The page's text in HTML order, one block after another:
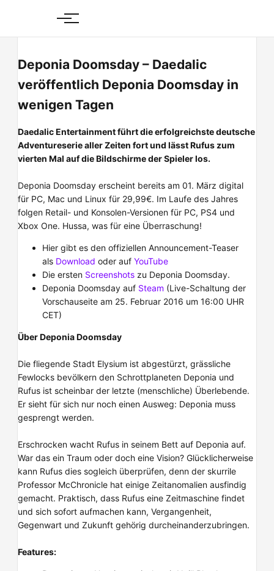
content
Deponia Doomsday – Daedalic
veröffentlich Deponia Doomsday in
wenigen Tagen
Daedalic Entertainment führt die erfolgreichste deutsche
Adventureserie aller Zeiten fort und lässt Rufus zum
vierten Mal auf die Bildschirme der Spieler los.
Deponia Doomsday erscheint bereits am 01. März digital
für PC, Mac und Linux für 29,99€. Im Laufe des Jahres
folgen Retail- und Konsolen-Versionen für PC, PS4 und
Xbox One. Hussa, was für eine Überraschung!
Hier gibt es den offiziellen Announcement-Teaser
als Download oder auf YouTube
Die ersten Screenshots zu Deponia Doomsday.
Deponia Doomsday auf Steam (Live-Schaltung der
Vorschauseite am 25. Februar 2016 um 16:00 UHR
CET)
Über Deponia Doomsday
Die fliegende Stadt Elysium ist abgestürzt, grässliche
Fewlocks bevölkern den Schrottplaneten Deponia und
Rufus ist scheinbar der letzte (menschliche) Überlebende.
Er sieht für sich nur noch einen Ausweg: Deponia muss
gesprengt werden.
Erschrocken wacht Rufus in seinem Bett auf Deponia auf.
War das ein Traum oder doch eine Vision? Glücklicherweise
kann Rufus dies sogleich überprüfen, denn der skurrile
Professor McChronicle hat einige Zeitanomalien ausfindig
gemacht. Praktisch, dass Rufus eine Zeitmaschine findet
und sich sofort aufmachen kann, Vergangenheit,
Gegenwart und Zukunft gehörig durcheinanderzubringen.
Features: